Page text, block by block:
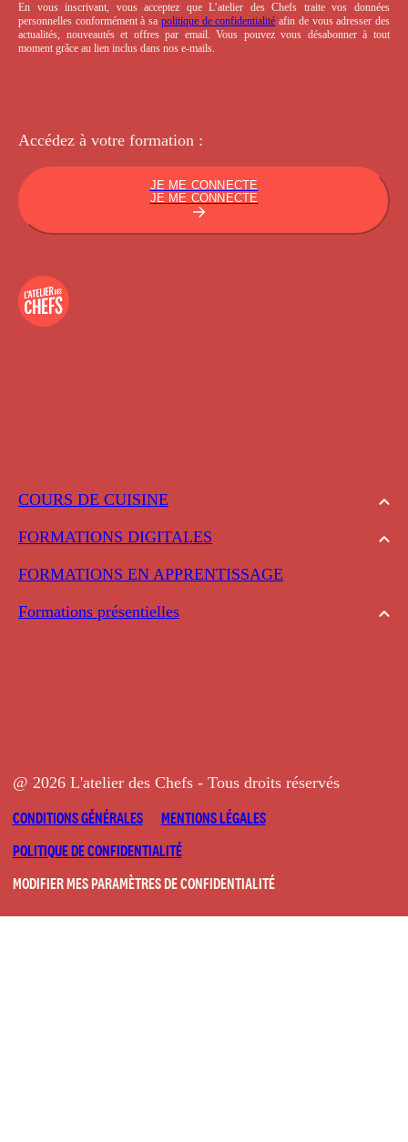
COURS DE CUISINE
FORMATIONS DIGITALES
FORMATIONS EN APPRENTISSAGE
Formations présentielles
En vous inscrivant, vous acceptez que L’atelier des Chefs traite vos données
personnelles conformément à sa politique de confidentialité afin de vous adresser des
actualités, nouveautés et offres par email. Vous pouvez vous désabonner à tout
moment grâce au lien inclus dans nos e-mails.
Accédez à votre formation :
JE ME CONNECTE
JE ME CONNECTE
@ 2026 L'atelier des Chefs - Tous droits réservés
CONDITIONS GÉNÉRALES
MENTIONS LÉGALES
POLITIQUE DE CONFIDENTIALITÉ
MODIFIER MES PARAMÈTRES DE CONFIDENTIALITÉ